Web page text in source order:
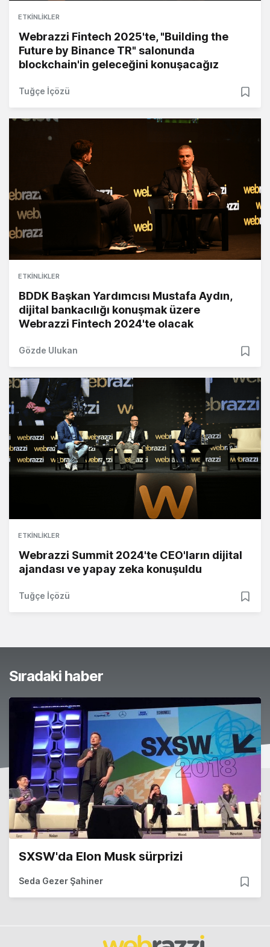
ETKINLIKLER
Webrazzi Fintech 2025'te, "Building the
Future by Binance TR" salonunda
blockchain'in geleceğini konuşacağız
Tuğçe İçözü
ETKINLIKLER
BDDK Başkan Yardımcısı Mustafa Aydın,
dijital bankacılığı konuşmak üzere
Webrazzi Fintech 2024'te olacak
Gözde Ulukan
ETKINLIKLER
Webrazzi Summit 2024'te CEO'ların dijital
ajandası ve yapay zeka konuşuldu
Tuğçe İçözü
Sıradaki haber
SXSW'da Elon Musk sürprizi
Seda Gezer Şahiner